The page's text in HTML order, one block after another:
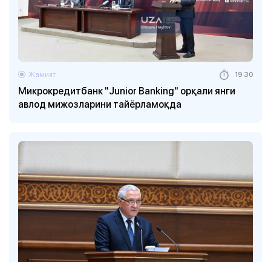
Микрокредитбанк "Junior Banking" орқали янги
авлод мижозларини тайёрламоқда
Жамият 19:30